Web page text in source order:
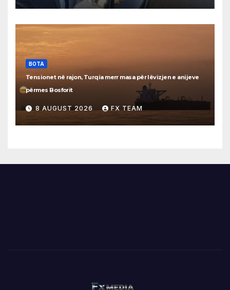
BOTA
Tensionet në rajon, Turqia merr masa për lëvizjen e anijeve
përmes Bosforit
8 AUGUST 2026 FX TEAM